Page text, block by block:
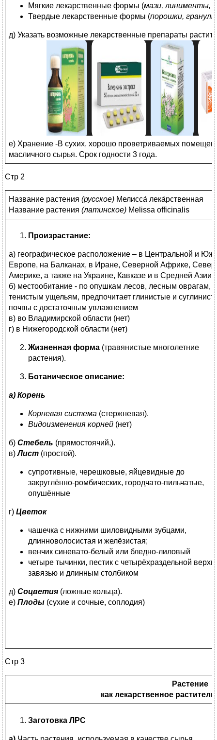
Мягкие лекарственные формы (мази, линименты,
Твердые лекарственные формы (порошки,
д) Указать возможные лекарственные препараты
е) Хранение -В сухих, хорошо проветриваемых
масличного сырья. Срок годности 3 года.
Стр 2
Название растения (русское) Мелисса́ лека́рственная
Название растения (латинское) Melissa officinalis
Произрастание:
а) географическое расположение – в Центральной и
Европе, на Балканах, в Иране, Северной Африке,
Америке, а также на Украине, Кавказе и в Средней Азии
б) местообитание - по опушкам лесов, лесным оврагам,
тенистым ущельям, предпочитает глинистые и
почвы с достаточным увлажнением
в) во Владимирской области (нет)
г) в Нижегородской области (нет)
Жизненная форма (травянистые многолетние
растения).
Ботаническое описание:
а) Корень
Корневая система (стержневая).
Видоизменения корней (нет)
б) Стебель (прямостоячий,).
в)Лист (простой).
супротивные, черешковые, яйцевидные до
закруглённо-ромбических, городчато-пильчатые,
опушённые
г) Цветок
чашечка с нижними шиловидными зубцами,
длинноволосистая и желёзистая;
венчик синевато-белый или бледно-лиловый
четыре тычинки, пестик с четырёхраздельной
завязью и длинным столбиком
д) Соцветия (ложные кольца).
е) Плоды (сухие и сочные, соплодия)
Стр 3
Растение
как лекарственное
Заготовка ЛРС